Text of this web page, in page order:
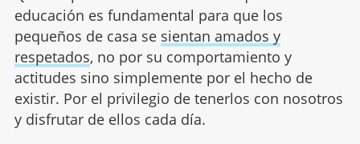
educación es fundamental para que los
pequeños de casa se sientan amados y
respetados, no por su comportamiento y
actitudes sino simplemente por el hecho de
existir. Por el privilegio de tenerlos con nosotros
y disfrutar de ellos cada día.